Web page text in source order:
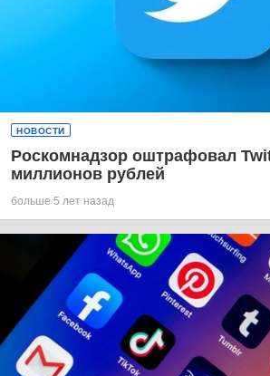
НОВОСТИ
Роскомнадзор оштрафовал
миллионов рублей
больше 5 лет назад